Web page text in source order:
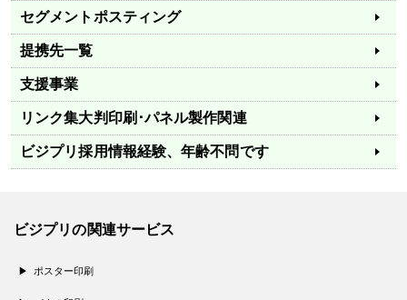
セグメントポスティング
提携先一覧
支援事業
リンク集大判印刷･パネル製作関連
ビジプリ採用情報経験、年齢不問です
ビジプリの関連サービス
ポスター印刷